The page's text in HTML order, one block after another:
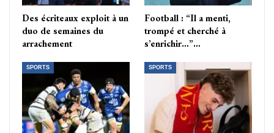
Des écriteaux exploit à un
duo de semaines du
arrachement
Football : “Il a menti,
trompé et cherché à
s’enrichir…”…
SPORTS SPORTS